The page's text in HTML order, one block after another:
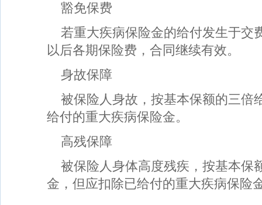
豁免保费
若重大疾病保险金的给付发生于交
以后各期保险费，合同继续有效。
身故保障
被保险人身故，按基本保额的三倍
给付的重大疾病保险金。
高残保障
被保险人身体高度残疾，按基本保
金，但应扣除已给付的重大疾病保险